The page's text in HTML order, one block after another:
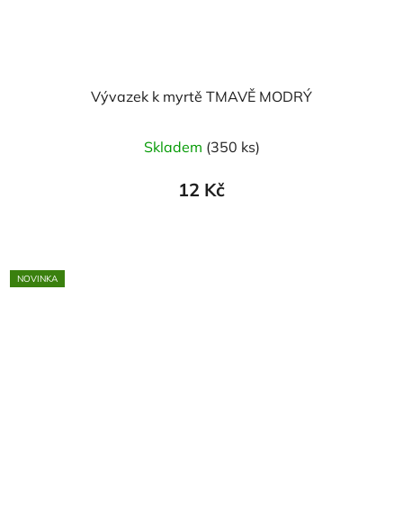
Vývazek k myrtě TMAVĚ MODRÝ
Skladem (350 ks)
12 Kč
NOVINKA